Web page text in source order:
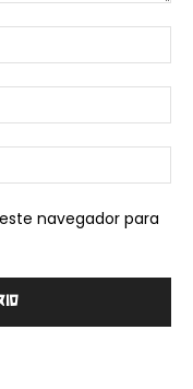
navegador para